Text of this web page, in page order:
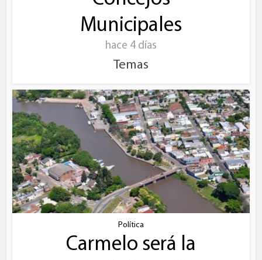
Municipales
hace 4 días
Temas
Política
Carmelo será la